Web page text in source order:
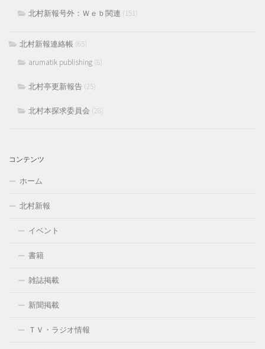
北村新報号外：Ｗｅｂ関連 (151)
北村新報連絡帳 (65)
arumatik publishing (8)
北村亭更新報告 (25)
北村本探求委員会 (28)
コンテンツ
ホーム
北村新報
イベント
書籍
雑誌掲載
新聞掲載
ＴＶ・ラジオ情報